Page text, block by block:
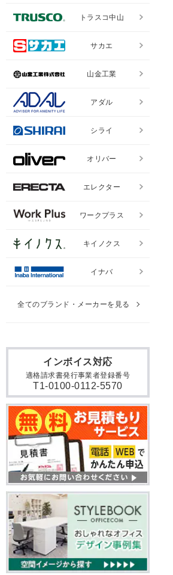
インボイス対応
適格請求書発行事業者登録番号
T1-0100-0112-5570
トラスコ中山
サカエ
山金工業
アダル
シライ
オリバー
エレクター
ワークプラス
キイノクス
イナバ
全てのブランド・メーカーを見る